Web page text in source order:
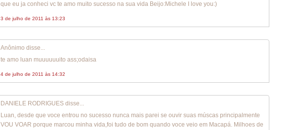
que eu ja conheci vc te amo muito sucesso na sua vida Beijo:Michele I love you:)
3 de julho de 2011 às 13:23
Anônimo disse...
te amo luan muuuuuuito ass;odaisa
4 de julho de 2011 às 14:32
DANIELE RODRIGUES disse...
Luan, desde que voce entrou no sucesso nunca mais parei se ouvir suas múscas principalmente
VOU VOAR porque marcou minha vida,foi tudo de bom quando voce veio em Macapá. Milhoes de